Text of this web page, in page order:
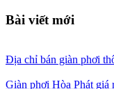
Bài viết mới
Địa chỉ bán giàn phơi
Giàn phơi Hòa Phát giá